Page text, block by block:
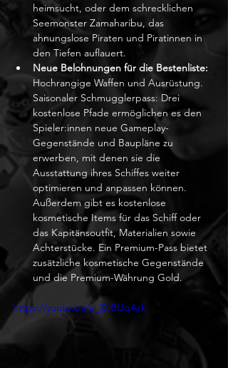
heimsucht, oder dem schrecklichen
Seemonster Zamaharibu, das
ahnungslose Piraten und Piratinnen in
den Tiefen auflauert.
Neue Belohnungen für die Bestenliste:
Hochrangige Waffen und Ausrüstung.
Saisonaler Schmugglerpass: Drei
kostenlose Pfade ermöglichen es den
Spieler:innen neue Gameplay-
Gegenstände und Baupläne zu
erwerben, mit denen sie die
Ausstattung ihres Schiffes weiter
optimieren und anpassen können.
Außerdem gibt es kostenlose
kosmetische Items für das Schiff oder
das Kapitänsoutfit, Materialien sowie
Achterstücke. Ein Premium-Pass bietet
zusätzliche kosmetische Gegenstände
und die Premium-Währung Gold.
https://youtu.be/s_j0vBUqArk